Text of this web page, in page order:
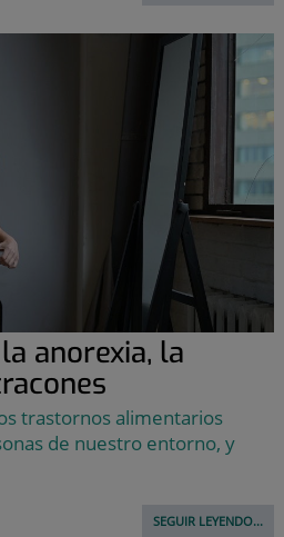
anorexia, la
trastornos alimentarios
de nuestro entorno, y
SEGUIR LEYENDO...